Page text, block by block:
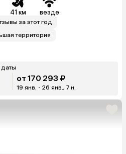
41 км везде
за этот год
территория
от 170 293 ₽
19 янв. - 26 янв., 7 н.